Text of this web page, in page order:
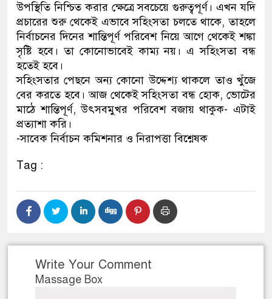
উপস্থিতি নিশ্চিত করার ক্ষেত্রে সবচেয়ে গুরুত্বপূর্ণ। এখন যদি
প্রচারের শুরু থেকেই এভাবে সহিংসতা চলতে থাকে, তাহলে
নির্বাচনের দিনের শান্তিপূর্ণ পরিবেশ নিয়ে আগে থেকেই শঙ্কা
সৃষ্টি হবে। তা কোনোভাবেই কাম্য নয়। এ সহিংসতা বন্ধ
হতেই হবে।
সহিংসতার পেছনে অন্য কোনো উদ্দেশ্য থাকলে তাও খুঁজে
বের করতে হবে। আজ থেকেই সহিংসতা বন্ধ হোক, ভোটের
মাঠে শান্তিপূর্ণ, উৎসবমুখর পরিবেশ বজায় থাকুক- এটাই
প্রত্যাশা করি।
-সাবেক নির্বাচন কমিশনার ও নিরাপত্তা বিশ্নেষক
Tag :
Write Your Comment
Massage Box